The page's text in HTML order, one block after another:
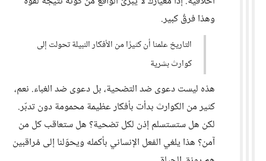
وهذا فرقٌ كبير.
التاريخ علمنا أن كثيرًا من الأفكار النبيلة تحولت إلى
كوارث بشرية
هذه ليست دعوى ضد التضحية، بل دعوى ضد الغباء. نعم،
كثير من الكوارث بدأت بأفكار عظيمة محمومة دون تدبّر.
لكن هل ستستسلم إذن لكل تضحية؟ هل ستعاقب كل من
آمن؟ هذا يلغي الفعل الإنساني بأكمله ويحوّلنا إلى مُراقبين